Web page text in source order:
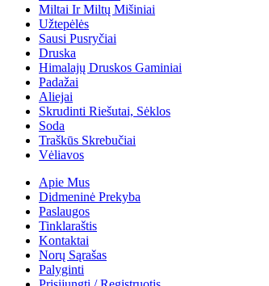
Miltai Ir Miltų Mišiniai
Užtepėlės
Sausi Pusryčiai
Druska
Himalajų Druskos Gaminiai
Padažai
Aliejai
Skrudinti Riešutai, Sėklos
Soda
Traškūs Skrebučiai
Vėliavos
Apie Mus
Didmeninė Prekyba
Paslaugos
Tinklaraštis
Kontaktai
Norų Sąrašas
Palyginti